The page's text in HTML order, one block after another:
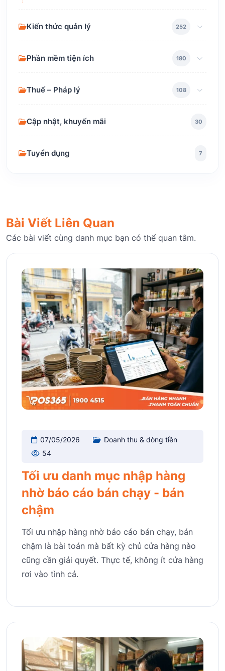
Kiến thức quản lý 252
Phần mềm tiện ích 180
Thuế – Pháp lý 108
Cập nhật, khuyến mãi 30
Tuyển dụng 7
Bài Viết Liên Quan
Các bài viết cùng danh mục bạn có thể quan tâm.
07/05/2026
Doanh thu & dòng tiền
54
Tối ưu danh mục nhập hàng
nhờ báo cáo bán chạy - bán
chậm
Tối ưu nhập hàng nhờ báo cáo bán chạy, bán
chậm là bài toán mà bất kỳ chủ cửa hàng nào
cũng cần giải quyết. Thực tế, không ít cửa hàng
rơi vào tình cả.